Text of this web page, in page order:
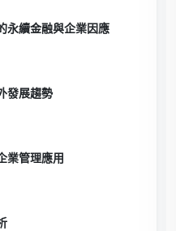
永續金融與企業因應
發展趨勢
業管理應用